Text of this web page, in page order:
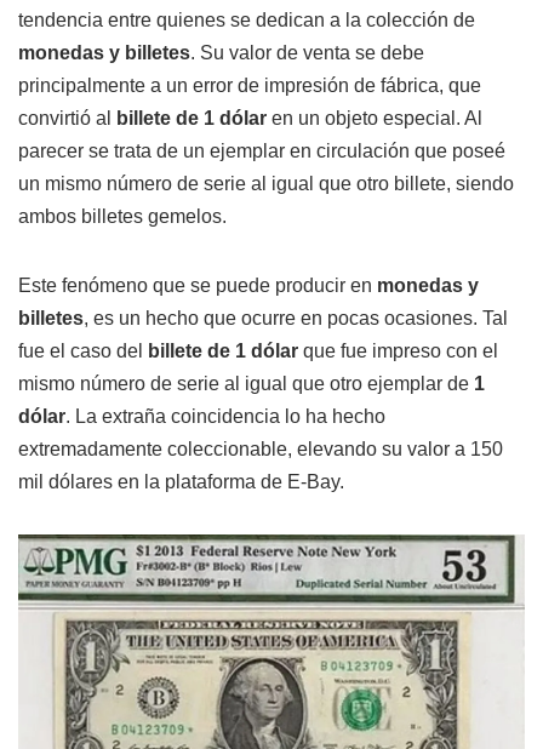
tendencia entre quienes se dedican a la colección de
monedas y billetes. Su valor de venta se debe
principalmente a un error de impresión de fábrica, que
convirtió al
billete de 1 dólar en un objeto especial. Al
parecer se trata de un ejemplar en circulación que poseé
un mismo número de serie al igual que otro billete, siendo
ambos billetes gemelos.
Este fenómeno que se puede producir en monedas y
billetes, es un hecho que ocurre en pocas ocasiones. Tal
fue el caso del
billete de 1 dólar que fue impreso con el
mismo número de serie al igual que otro ejemplar de 1
dólar. La extraña coincidencia lo ha hecho
extremadamente coleccionable, elevando su valor a 150
mil dólares en la plataforma de E-Bay.